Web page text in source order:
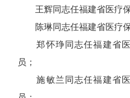
王辉同志任福建省医疗保
陈琳同志任福建省医疗保
郑怀琤同志任福建省医
员；
施敏兰同志任福建省医